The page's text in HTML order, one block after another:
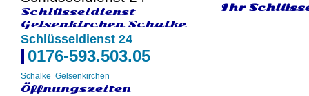
Schlüsseldienst
Gelsenkirchen Schalke
Schlüsseldienst 24
0176-593.503.05
Schalke Gelsenkirchen
Öffnungszeiten
Ihr